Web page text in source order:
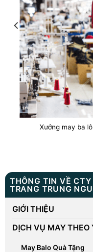
THÔNG TIN VỀ
TRANG TRUNG
GIỚI THIỆU
DỊCH VỤ MAY THEO
May Balo Quà Tặng
Xưởng may ba